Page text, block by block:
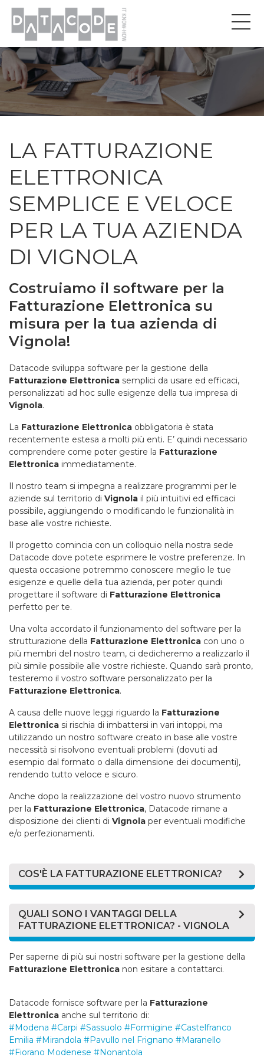
LA FATTURAZIONE
ELETTRONICA
SEMPLICE E VELOCE
PER LA TUA AZIENDA
DI VIGNOLA
Costruiamo il software per la
Fatturazione Elettronica su
misura per la tua azienda di
Vignola!
Datacode sviluppa software per la gestione della
Fatturazione Elettronica semplici da usare ed efficaci,
personalizzati ad hoc sulle esigenze della tua impresa di
Vignola.
La Fatturazione Elettronica obbligatoria è stata
recentemente estesa a molti più enti. E’ quindi necessario
comprendere come poter gestire la Fatturazione
Elettronica immediatamente.
Il nostro team si impegna a realizzare programmi per le
aziende sul territorio di Vignola il più intuitivi ed efficaci
possibile, aggiungendo o modificando le funzionalità in
base alle vostre richieste.
Il progetto comincia con un colloquio nella nostra sede
Datacode dove potete esprimere le vostre preferenze. In
questa occasione potremmo conoscere meglio le tue
esigenze e quelle della tua azienda, per poter quindi
progettare il software di Fatturazione Elettronica
perfetto per te.
Una volta accordato il funzionamento del software per la
strutturazione della Fatturazione Elettronica con uno o
più membri del nostro team, ci dedicheremo a realizzarlo il
più simile possibile alle vostre richieste. Quando sarà pronto,
testeremo il vostro software personalizzato per la
Fatturazione Elettronica.
A causa delle nuove leggi riguardo la Fatturazione
Elettronica si rischia di imbattersi in vari intoppi, ma
utilizzando un nostro software creato in base alle vostre
necessità si risolvono eventuali problemi (dovuti ad
esempio dal formato o dalla dimensione dei documenti),
rendendo tutto veloce e sicuro.
Anche dopo la realizzazione del vostro nuovo strumento
per la Fatturazione Elettronica, Datacode rimane a
disposizione dei clienti di Vignola per eventuali modifiche
e/o perfezionamenti.
COS'È LA FATTURAZIONE ELETTRONICA?
emissione, trasmissione e conservazione delle fatture
che permette di abbandonare per sempre il supporto
cartaceo e tutti i relativi costi di stampa spedizione e
Elettronica è stata resa obbligatoria anche tra privati e
verso i consumatori.
Fatturazione
Elettronicai documenti devono essere in formato
XML (eXtensible Markup Language
5 Mb.
QUALI SONO I VANTAGGI DELLA
FATTURAZIONE ELETTRONICA? - VIGNOLA
Fatturazione Elettronica
è ormai obbligatoria per
maggior parte delle imprese, ma porta anche molti
La Fatturazione Elettronicarende più rapida e
semplice la gestione delle fatture, si possono
produrre fatture in pochi attimi;
LaFatturazione Elettronicaè molto efficiente
per tenere sempre sotto controllo le spese, i costi
Per saperne di più sui nostri software per la gestione della
Fatturazione Elettronica non esitare a contattarci.
Datacode fornisce software per la Fatturazione
Elettronica anche sul territorio di:
#Modena #Carpi #Sassuolo #Formigine #Castelfranco
Emilia #Mirandola #Pavullo nel Frignano #Maranello
#Fiorano Modenese #Nonantola